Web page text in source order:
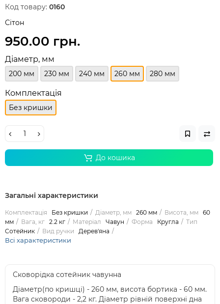
Код товару: 0160
Сітон
950.00 грн.
Діаметр, мм
200 мм 230 мм 240 мм 260 мм 280 мм
Комплектація
Без кришки
До кошика
Загальні характеристики
Комплектація Без кришки Діаметр, мм 260 мм Висота, мм 60
мм
Вага, кг 2.2 кг Матеріал Чавун Форма Кругла
Тип
Сотейник
Вид ручки Дерев'яна
Всі характеристики
Сковорідка сотейник чавунна
Діаметр(по кришці) - 260 мм, висота бортика - 60 мм.
Вага сковороди - 2,2 кг. Діаметр рівній поверхні дна